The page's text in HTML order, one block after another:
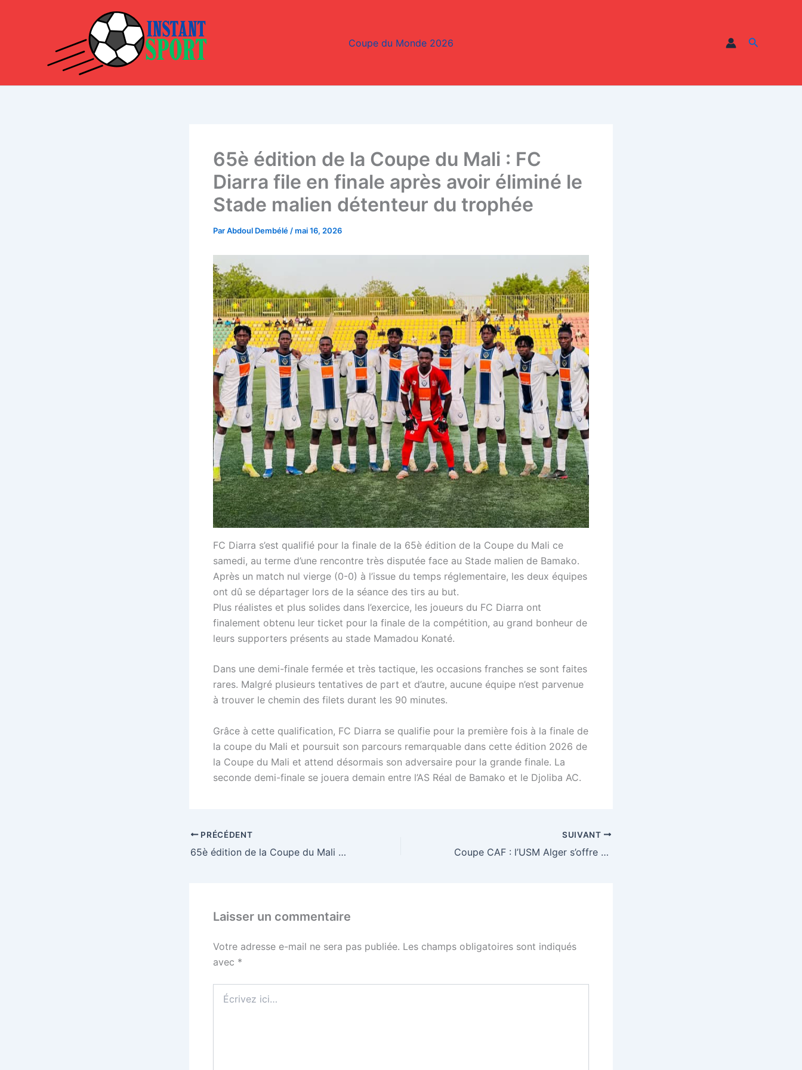
Coupe du Monde 2026
65è édition de la Coupe du Mali : FC
Diarra file en finale après avoir éliminé le
Stade malien détenteur du trophée
ParAbdoul Dembélé /mai 16, 2026
FC Diarra s’est qualifié pour la finale de la 65è édition de la Coupe du Mali ce
samedi, au terme d’une rencontre très disputée face au Stade malien de Bamako.
Après un match nul vierge (0-0) à l’issue du temps réglementaire, les deux équipes
ont dû se départager lors de la séance des tirs au but.
Plus réalistes et plus solides dans l’exercice, les joueurs du FC Diarra ont
finalement obtenu leur ticket pour la finale de la compétition, au grand bonheur de
leurs supporters présents au stade Mamadou Konaté.
Dans une demi-finale fermée et très tactique, les occasions franches se sont faites
rares. Malgré plusieurs tentatives de part et d’autre, aucune équipe n’est parvenue
à trouver le chemin des filets durant les 90 minutes.
Grâce à cette qualification, FC Diarra se qualifie pour la première fois à la finale de
la coupe du Mali et poursuit son parcours remarquable dans cette édition 2026 de
la Coupe du Mali et attend désormais son adversaire pour la grande finale. La
seconde demi-finale se jouera demain entre l’AS Réal de Bamako et le Djoliba AC.
PRÉCÉDENT
65è édition de la Coupe du Mali : le Stade malien défie le FC Diarra en demi-finale ce soir
SUIVANT
Coupe CAF : l’USM Alger s’offre un deuxième sacre continental face au Zamalek
Laisser un commentaire
Votre adresse e-mail ne sera pas publiée. Les champs obligatoires sont indiqués
avec *
ici…